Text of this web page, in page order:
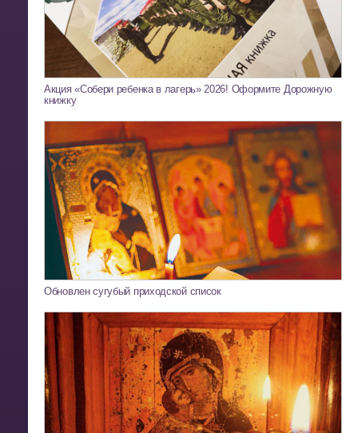
Акция «Собери ребенка в лагерь» 2026! Оформите Дорожную
книжку
Обновлен сугубый приходской список